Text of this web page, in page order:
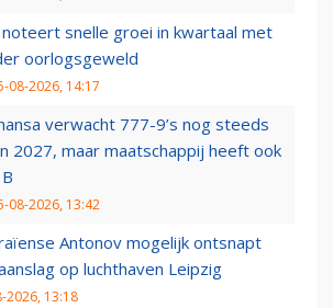
noteert snelle groei in kwartaal met
oorlogsgeweld
08-2026, 14:17
verwacht 777-9’s nog steeds
2027, maar maatschappij heeft ook
08-2026, 13:42
Antonov mogelijk ontsnapt
op luchthaven Leipzig
2026, 13:18